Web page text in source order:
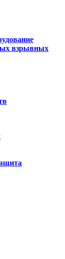
взрывных